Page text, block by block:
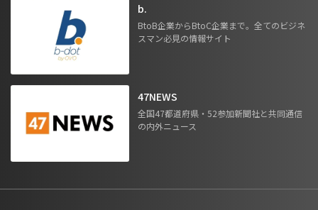
b.
BtoB企業からBtoC企業まで。全てのビジネ
スマン必見の情報サイト
47NEWS
全国47都道府県・52参加新聞社と共同通信
の内外ニュース